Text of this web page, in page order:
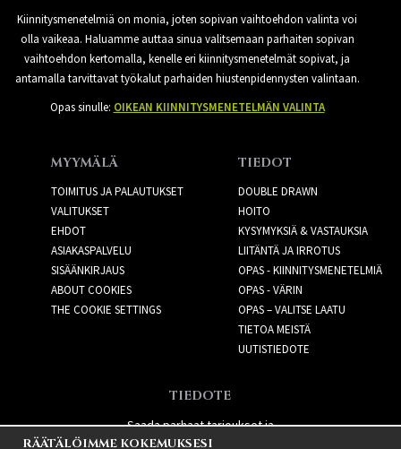
Kiinnitysmenetelmiä on monia, joten sopivan vaihtoehdon valinta voi
olla vaikeaa. Haluamme auttaa sinua valitsemaan parhaiten sopivan
vaihtoehdon kertomalla, kenelle eri kiinnitysmenetelmät sopivat, ja
antamalla tarvittavat työkalut parhaiden hiustenpidennysten valintaan.
Opas sinulle: OIKEAN KIINNITYSMENETELMÄN VALINTA
MYYMÄLÄ
TOIMITUS JA PALAUTUKSET
VALITUKSET
EHDOT
ASIAKASPALVELU
SISÄÄNKIRJAUS
ABOUT COOKIES
THE COOKIE SETTINGS
TIEDOT
DOUBLE DRAWN
HOITO
KYSYMYKSIÄ & VASTAUKSIA
LIITÄNTÄ JA IRROTUS
OPAS - KIINNITYSMENETELMIÄ
OPAS - VÄRIN
OPAS – VALITSE LAATU
TIETOA MEISTÄ
UUTISTIEDOTE
TIEDOTE
Saada parhaat tarjoukset ja
uusia tuotteita!
RÄÄTÄLÖIMME KOKEMUKSESI